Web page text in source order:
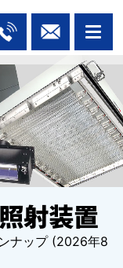
射装置
ナップ (2026年8